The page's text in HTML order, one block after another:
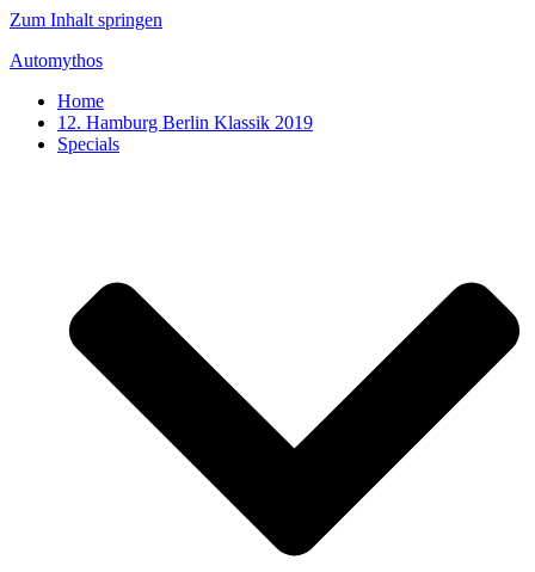
Zum Inhalt springen
Automythos
Home
12. Hamburg Berlin Klassik 2019
Specials